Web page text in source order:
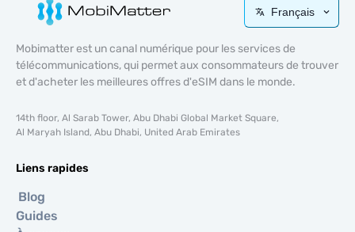
Français
Mobimatter est un canal numérique pour les services de
télécommunications, qui permet aux consommateurs de trouver
et d'acheter les meilleures offres d'eSIM dans le monde.
14th floor, Al Sarab Tower, Abu Dhabi Global Market Square,
Al Maryah Island, Abu Dhabi, United Arab Emirates
Liens rapides
Blog
Guides